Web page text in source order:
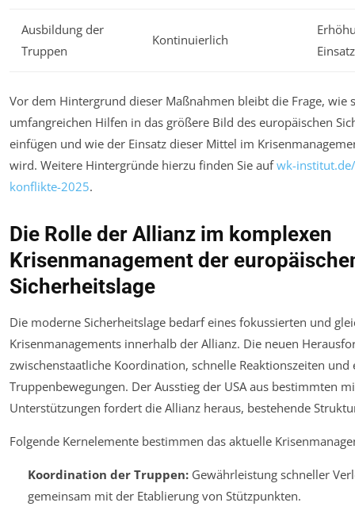
Ausbildung der
Truppen
Kontinuierlich
Vor dem Hintergrund dieser Maßnahmen bleibt die Frage, wie
umfangreichen Hilfen in das größere Bild des europäischen
einfügen und wie der Einsatz dieser Mittel im
wird. Weitere Hintergründe hierzu finden Sie aufwk-
konflikte-2025.
Die Rolle der Allianz im komplexen
Krisenmanagement der
Sicherheitslage
Die moderne Sicherheitslage bedarf eines fokussierten und
Krisenmanagements innerhalb der Allianz. Die neuen
zwischenstaatliche Koordination, schnelle Reaktionszeiten und
Truppenbewegungen. Der Ausstieg der USA aus bestimmten
Unterstützungen fordert die Allianz heraus, bestehende
Folgende Kernelemente bestimmen das aktuelle
Koordination der Truppen:Gewährleistung schneller
gemeinsam mit der Etablierung von Stützpunkten.